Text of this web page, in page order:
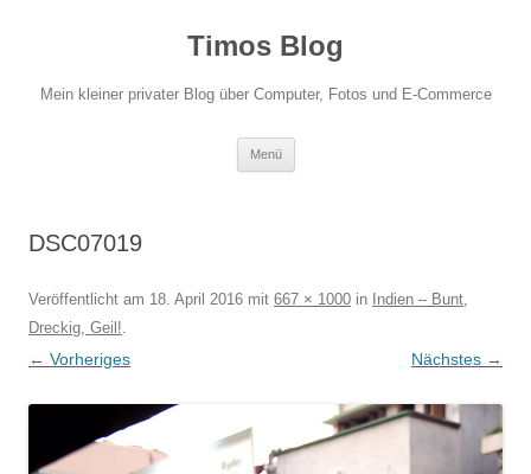
Timos Blog
Mein kleiner privater Blog über Computer, Fotos und E-Commerce
Menü
DSC07019
Veröffentlicht am 18. April 2016 mit 667 × 1000 in Indien – Bunt,
Dreckig, Geil!.
← Vorheriges Nächstes →